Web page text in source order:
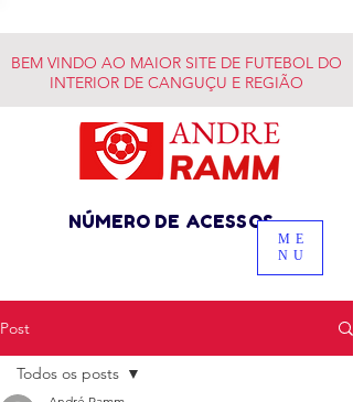
BEM VINDO AO MAIOR SITE DE FUTEBOL DO
INTERIOR DE CANGUÇU E REGIÃO
NÚMERO DE ACESSOS
ME
NU
Post
Todos os posts